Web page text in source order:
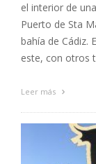
el interior de
Puerto de Sta
bahía de Cádiz.
este, con otros
Leer más